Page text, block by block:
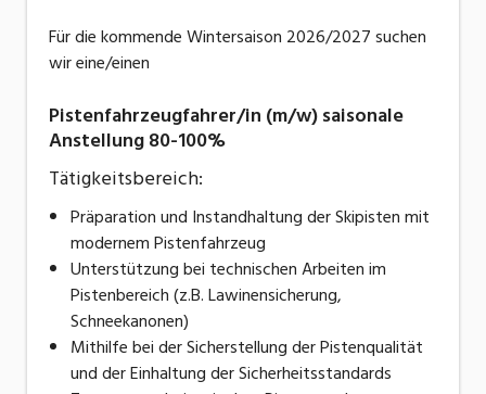
Für die kommende Wintersaison 2026/2027 suchen
wir eine/einen
Pistenfahrzeugfahrer/in (m/w) saisonale
Anstellung 80-100%
Tätigkeitsbereich:
Präparation und Instandhaltung der Skipisten mit
modernem Pistenfahrzeug
Unterstützung bei technischen Arbeiten im
Pistenbereich (z.B. Lawinensicherung,
Schneekanonen)
Mithilfe bei der Sicherstellung der Pistenqualität
und der Einhaltung der Sicherheitsstandards